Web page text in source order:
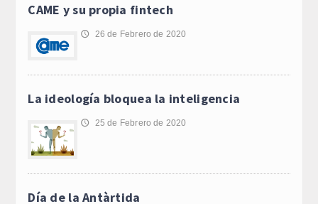
CAME y su propia fintech
🕔 26 de Febrero de 2020
La ideología bloquea la inteligencia
🕔 25 de Febrero de 2020
Día de la Antàrtida